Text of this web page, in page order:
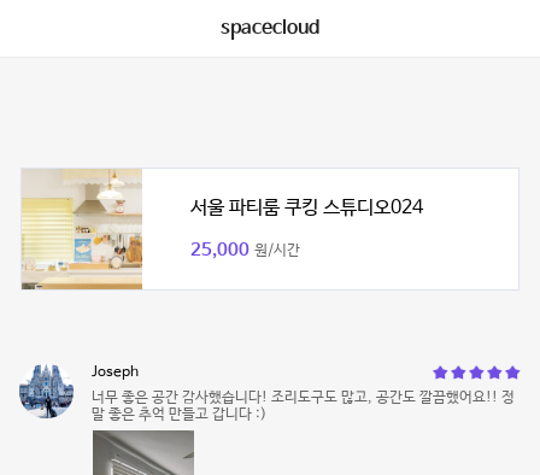
spacecloud
서울 파티룸 쿠킹 스튜디오024
25,000 원/시간
Joseph
너무 좋은 공간 감사했습니다! 조리도구도 많고, 공간도 깔끔했어요!! 정
말 좋은 추억 만들고 갑니다 :)